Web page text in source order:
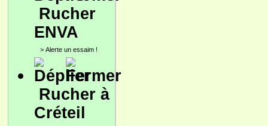
Rucher
ENVA
> Alerte un essaim !
Rucher à
Créteil